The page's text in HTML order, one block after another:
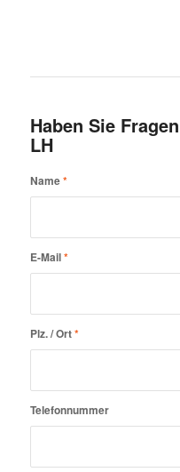
Haben Sie
LH
Name*
E-Mail*
Plz. / Ort*
Telefonnummer